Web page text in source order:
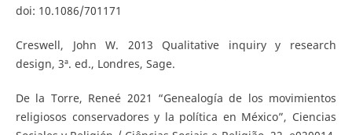
doi: 10.1086/701171
Creswell, John W. 2013 Qualitative inquiry y research
design, 3ª. ed., Londres, Sage.
De la Torre, Reneé 2021 “Genealogía de los movimientos
religiosos conservadores y la política en México”, Ciencias